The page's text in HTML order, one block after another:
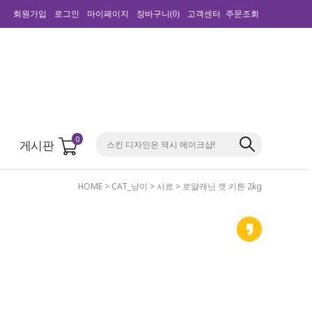
회원가입 로그인 마이페이지 장바구니(0) 고객센터 주문조회
게시판 0
HOME > CAT_냥이 > 사료 > 로얄캐닌 캣 키튼 2kg